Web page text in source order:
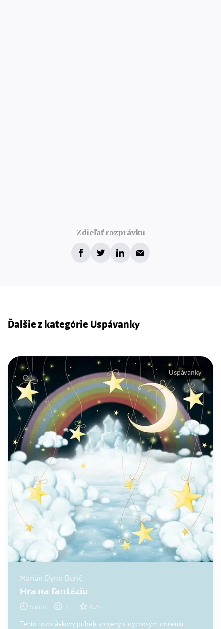
Zdieľať rozprávku
Ďalšie z kategórie Uspávanky
Marián Dyno Burič
Hra na fantáziu
5 min 3+ 4.75
Tento rozprávkový príbeh spojený s dychovým cvičením
Uspávanky